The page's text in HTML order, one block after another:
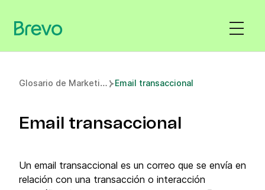
G
losario de Marketing Email transaccional
Email transaccional
Un email transaccional es un correo que se envía en
relación con una transacción o interacción